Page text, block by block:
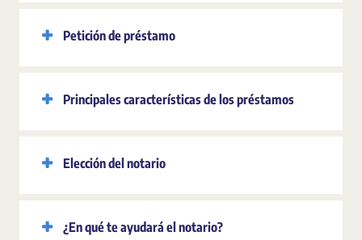
Petición de préstamo
Principales características de los préstamos
Elección del notario
¿En qué te ayudará el notario?